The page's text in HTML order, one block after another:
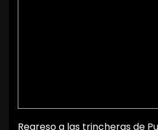
Regreso a las trincheras de